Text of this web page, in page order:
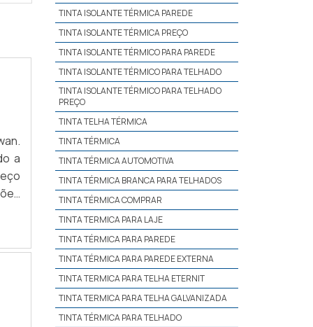
a
TINTA ISOLANTE TÉRMICA PAREDE
TINTA ISOLANTE TÉRMICA PREÇO
TINTA ISOLANTE TÉRMICO PARA PAREDE
TINTA ISOLANTE TÉRMICO PARA TELHADO
TINTA ISOLANTE TÉRMICO PARA TELHADO
PREÇO
TINTA TELHA TÉRMICA
TINTA TÉRMICA
TINTA TÉRMICA AUTOMOTIVA
TINTA TÉRMICA BRANCA PARA TELHADOS
TINTA TÉRMICA COMPRAR
TINTA TERMICA PARA LAJE
TINTA TÉRMICA PARA PAREDE
TINTA TÉRMICA PARA PAREDE EXTERNA
TINTA TERMICA PARA TELHA ETERNIT
TINTA TERMICA PARA TELHA GALVANIZADA
TINTA TÉRMICA PARA TELHADO